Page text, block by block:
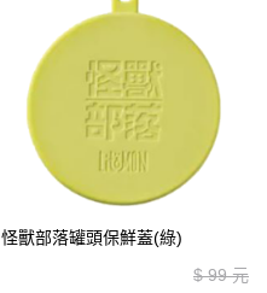
怪獸部落罐頭保鮮蓋(綠)
$99 元